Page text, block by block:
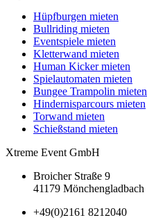
Hüpfburgen mieten
Bullriding mieten
Eventspiele mieten
Kletterwand mieten
Human Kicker mieten
Spielautomaten mieten
Bungee Trampolin mieten
Hindernisparcours mieten
Torwand mieten
Schießstand mieten
Xtreme Event GmbH
Broicher Straße 9
41179 Mönchengladbach
+49(0)2161 8212040